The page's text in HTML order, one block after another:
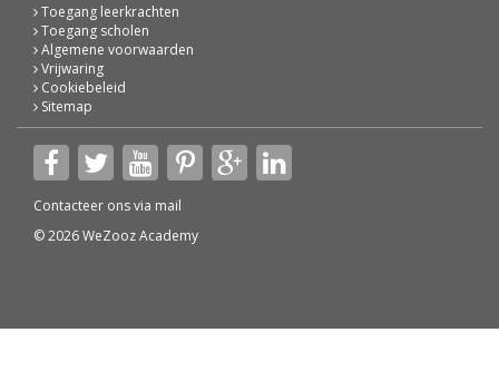
Toegang leerkrachten
Toegang scholen
Algemene voorwaarden
Vrijwaring
Cookiebeleid
Sitemap
Contacteer ons via mail
© 2026 WeZooz Academy